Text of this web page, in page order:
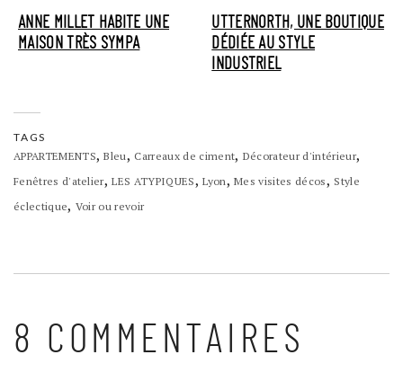
ANNE MILLET HABITE UNE
MAISON TRÈS SYMPA
UTTERNORTH, UNE BOUTIQUE
DÉDIÉE AU STYLE
INDUSTRIEL
TAGS
APPARTEMENTS,Bleu, Carreaux de ciment, Décorateur d'intérieur,
Fenêtres d'atelier,LES ATYPIQUES,Lyon,Mes visites décos, Style
éclectique, Voir ou revoir
8 COMMENTAIRES